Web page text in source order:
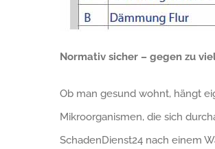
Normativ sicher – gegen zu
Ob man gesund wohnt, hängt
Mikroorganismen, die sich
SchadenDienst24 nach einem